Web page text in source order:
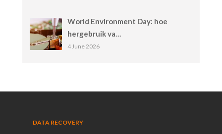
World Environment Day: hoe
hergebruik va…
4 June 2026
DATA RECOVERY